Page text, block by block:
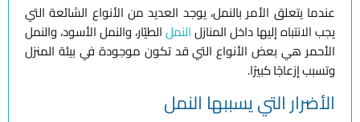
عندما يتعلق الأمر بالنمل، يوجد العديد من الأنواع الشائعة التي
يجب الانتباه إليها داخل المنازلالنملالطيّار، والنمل الأسود، والنمل
الأحمر هي بعض الأنواع التي قد تكون موجودة في بيئة المنزل
وتسبب إزعاجًا كبيرًا.
الأضرار التي يسببها النمل